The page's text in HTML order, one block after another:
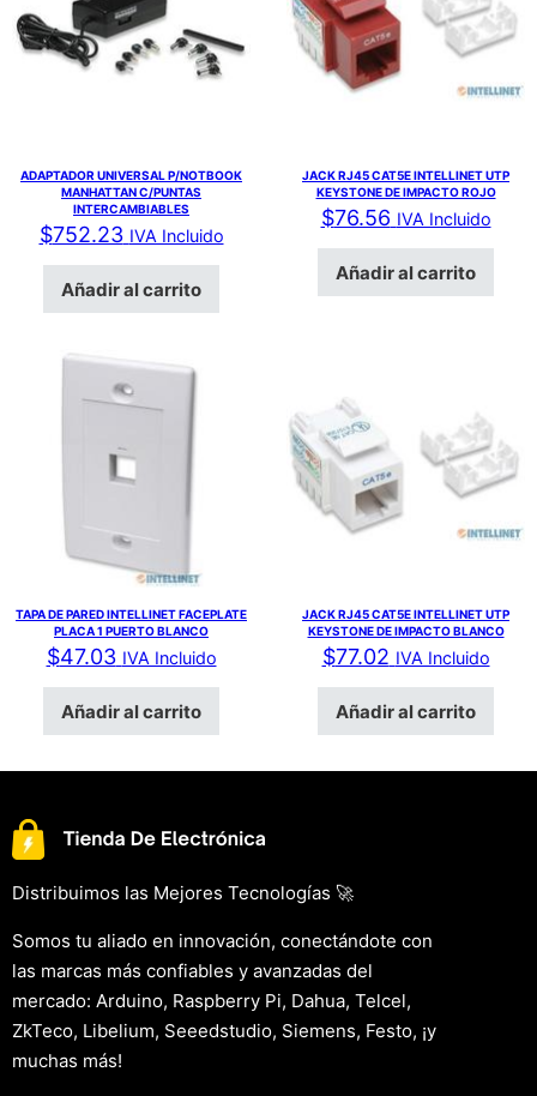
ADAPTADOR UNIVERSAL P/NOTBOOK
MANHATTAN C/PUNTAS
INTERCAMBIABLES
$752.23 IVA Incluido
Añadir al carrito
JACK RJ45 CAT5E INTELLINET UTP
KEYSTONE DE IMPACTO ROJO
$76.56 IVA Incluido
Añadir al carrito
TAPA DE PARED INTELLINET FACEPLATE
PLACA 1 PUERTO BLANCO
$47.03 IVA Incluido
Añadir al carrito
JACK RJ45 CAT5E INTELLINET UTP
KEYSTONE DE IMPACTO BLANCO
$77.02 IVA Incluido
Añadir al carrito
Distribuimos las Mejores Tecnologías 🚀
Somos tu aliado en innovación, conectándote con
las marcas más confiables y avanzadas del
mercado: Arduino, Raspberry Pi, Dahua, Telcel,
ZkTeco, Libelium, Seeedstudio, Siemens, Festo, ¡y
muchas más!